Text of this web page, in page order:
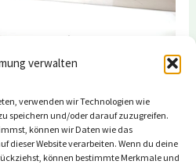
verwalten
verwenden wir Technologien wie
speichern und/oder darauf zuzugreifen.
können wir Daten wie das
dieser Website verarbeiten. Wenn du deine
können bestimmte Merkmale und
nun mit Michele mitsegeln
Nächster Beitrag→